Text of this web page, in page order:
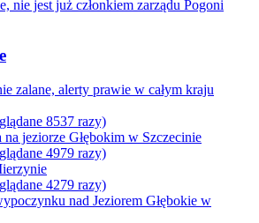
zalane, alerty prawie w całym kraju
8537 razy)
jeziorze Głębokim w Szczecinie
4979 razy)
4279 razy)
nad Jeziorem Głębokie w